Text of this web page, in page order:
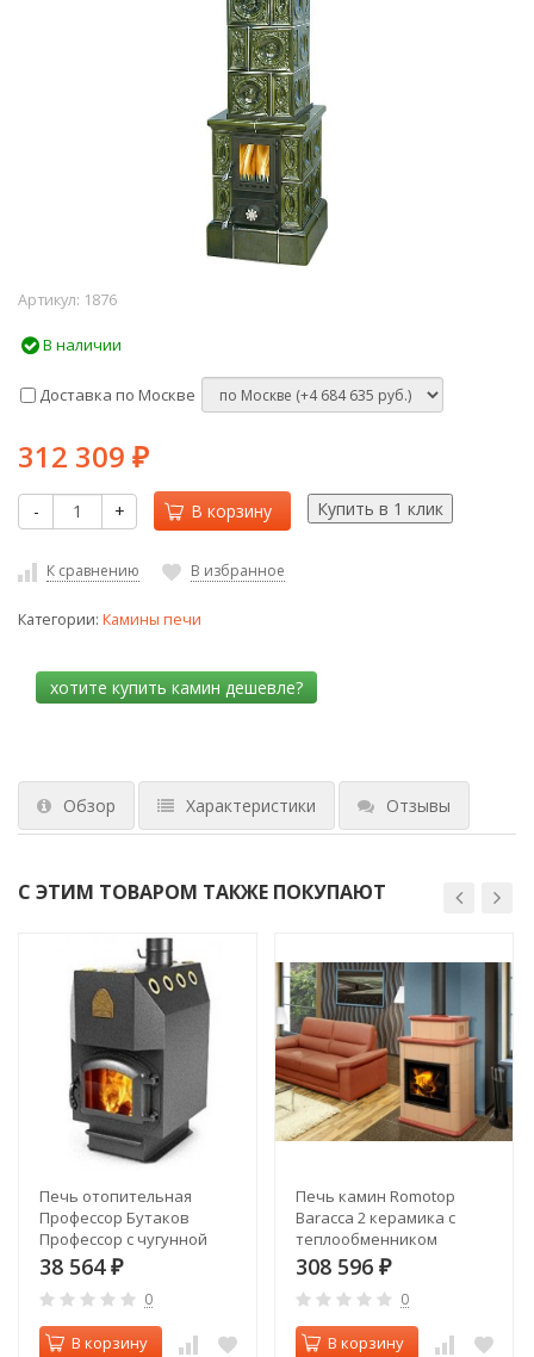
Артикул: 1876
В наличии
Доставка по Москве
312 309 ₽
- + В корзину
К сравнению В избранное
Категории: Камины печи
Обзор Характеристики Отзывы
С ЭТИМ ТОВАРОМ ТАКЖЕ ПОКУПАЮТ
Печь отопительная
Профессор Бутаков
Профессор с чугунной
дверцей и стеклом
38 564 ₽
0
В корзину
Печь камин Romotop
Baracca 2 керамика с
теплообменником
308 596 ₽
0
В корзину